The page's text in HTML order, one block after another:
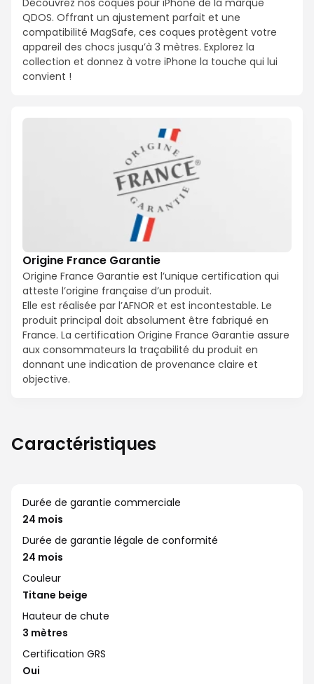
Découvrez nos coques pour iPhone de la marque
QDOS. Offrant un ajustement parfait et une
compatibilité MagSafe, ces coques protègent votre
appareil des chocs jusqu’à 3 mètres. Explorez la
collection et donnez à votre iPhone la touche qui lui
convient !
Origine France Garantie
Origine France Garantie est l’unique certification qui
atteste l’origine française d’un produit.
Elle est réalisée par l’AFNOR et est incontestable. Le
produit principal doit absolument être fabriqué en
France. La certification Origine France Garantie assure
aux consommateurs la traçabilité du produit en
donnant une indication de provenance claire et
objective.
Caractéristiques
Durée de garantie commerciale
24 mois
Durée de garantie légale de conformité
24 mois
Couleur
Titane beige
Hauteur de chute
3 mètres
Certification GRS
Oui